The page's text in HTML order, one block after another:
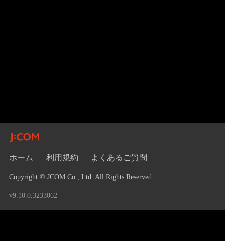
ホーム 利用規約 よくあるご質問
Copyright © JCOM Co., Ltd. All Rights Reserved.
v9.10.0.3233062